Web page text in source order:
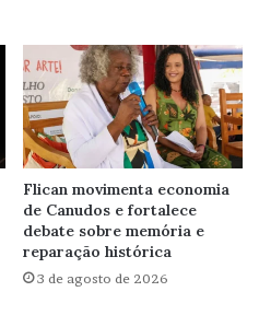
Flican movimenta economia
de Canudos e fortalece
debate sobre memória e
reparação histórica
3 de agosto de 2026